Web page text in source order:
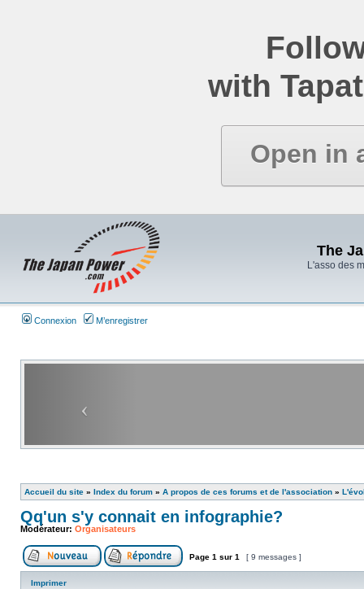
with
Open in
The
L'asso des
Connexion M’enregistrer
Accueil du site » Index du forum » A propos de ces forums et de l'association »
Qq'un s'y connait en infographie?
Modérateur: Organisateurs
Page 1 sur 1 [ 9 messages ]
Imprimer